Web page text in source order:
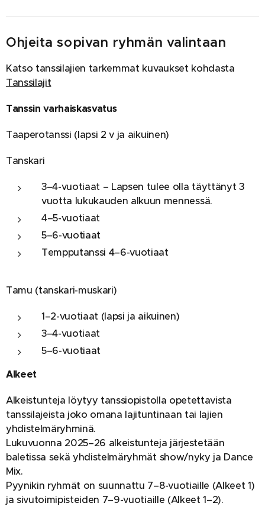
Ohjeita sopivan ryhmän valintaan
Katso tanssilajien tarkemmat kuvaukset kohdasta
Tanssilajit
Tanssin varhaiskasvatus
Taaperotanssi (lapsi 2 v ja aikuinen)
Tanskari
3–4-vuotiaat – Lapsen tulee olla täyttänyt 3
vuotta lukukauden alkuun mennessä.
4–5-vuotiaat
5–6-vuotiaat
Tempputanssi 4–6-vuotiaat
Tamu (tanskari-muskari)
1–2-vuotiaat (lapsi ja aikuinen)
3–4-vuotiaat
5–6-vuotiaat
Alkeet
Alkeistunteja löytyy tanssiopistolla opetettavista
tanssilajeista joko omana lajituntinaan tai lajien
yhdistelmäryhminä.
Lukuvuonna 2025–26 alkeistunteja järjestetään
baletissa sekä yhdistelmäryhmät show/nyky ja Dance
Mix.
Pyynikin ryhmät on suunnattu 7–8-vuotiaille (Alkeet 1)
ja sivutoimipisteiden 7–9-vuotiaille (Alkeet 1–2).